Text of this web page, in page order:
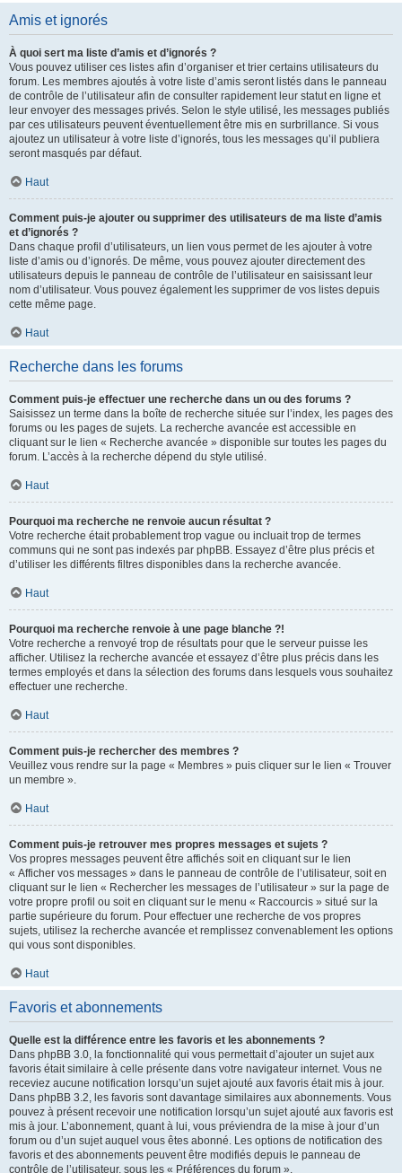
Amis et ignorés
À quoi sert ma liste d’amis et d’ignorés ?
Vous pouvez utiliser ces listes afin d’organiser et trier certains utilisateurs du
forum. Les membres ajoutés à votre liste d’amis seront listés dans le panneau
de contrôle de l’utilisateur afin de consulter rapidement leur statut en ligne et
leur envoyer des messages privés. Selon le style utilisé, les messages publiés
par ces utilisateurs peuvent éventuellement être mis en surbrillance. Si vous
ajoutez un utilisateur à votre liste d’ignorés, tous les messages qu’il publiera
seront masqués par défaut.
Haut
Comment puis-je ajouter ou supprimer des utilisateurs de ma liste d’amis
et d’ignorés ?
Dans chaque profil d’utilisateurs, un lien vous permet de les ajouter à votre
liste d’amis ou d’ignorés. De même, vous pouvez ajouter directement des
utilisateurs depuis le panneau de contrôle de l’utilisateur en saisissant leur
nom d’utilisateur. Vous pouvez également les supprimer de vos listes depuis
cette même page.
Haut
Recherche dans les forums
Comment puis-je effectuer une recherche dans un ou des forums ?
Saisissez un terme dans la boîte de recherche située sur l’index, les pages des
forums ou les pages de sujets. La recherche avancée est accessible en
cliquant sur le lien « Recherche avancée » disponible sur toutes les pages du
forum. L’accès à la recherche dépend du style utilisé.
Haut
Pourquoi ma recherche ne renvoie aucun résultat ?
Votre recherche était probablement trop vague ou incluait trop de termes
communs qui ne sont pas indexés par phpBB. Essayez d’être plus précis et
d’utiliser les différents filtres disponibles dans la recherche avancée.
Haut
Pourquoi ma recherche renvoie à une page blanche ?!
Votre recherche a renvoyé trop de résultats pour que le serveur puisse les
afficher. Utilisez la recherche avancée et essayez d’être plus précis dans les
termes employés et dans la sélection des forums dans lesquels vous souhaitez
effectuer une recherche.
Haut
Comment puis-je rechercher des membres ?
Veuillez vous rendre sur la page « Membres » puis cliquer sur le lien « Trouver
un membre ».
Haut
Comment puis-je retrouver mes propres messages et sujets ?
Vos propres messages peuvent être affichés soit en cliquant sur le lien
« Afficher vos messages » dans le panneau de contrôle de l’utilisateur, soit en
cliquant sur le lien « Rechercher les messages de l’utilisateur » sur la page de
votre propre profil ou soit en cliquant sur le menu « Raccourcis » situé sur la
partie supérieure du forum. Pour effectuer une recherche de vos propres
sujets, utilisez la recherche avancée et remplissez convenablement les options
qui vous sont disponibles.
Haut
Favoris et abonnements
Quelle est la différence entre les favoris et les abonnements ?
Dans phpBB 3.0, la fonctionnalité qui vous permettait d’ajouter un sujet aux
favoris était similaire à celle présente dans votre navigateur internet. Vous ne
receviez aucune notification lorsqu’un sujet ajouté aux favoris était mis à jour.
Dans phpBB 3.2, les favoris sont davantage similaires aux abonnements. Vous
pouvez à présent recevoir une notification lorsqu’un sujet ajouté aux favoris est
mis à jour. L’abonnement, quant à lui, vous préviendra de la mise à jour d’un
forum ou d’un sujet auquel vous êtes abonné. Les options de notification des
favoris et des abonnements peuvent être modifiés depuis le panneau de
contrôle de l’utilisateur, sous les « Préférences du forum ».